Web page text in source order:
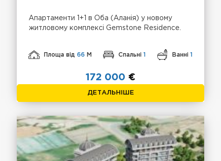
Апартаменти 1+1 в Оба (Аланія) у новому
житловому комплексі Gemstone Residence.
Площа від66 М Спальні 1 Ванні 1
172 000 €
ДЕТАЛЬНІШЕ